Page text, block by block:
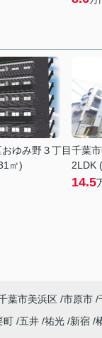
ゆみ野３丁目
㎡)
千葉
2LDK
14.5
葉市美浜区 市原市
町 五井 祐光 新宿